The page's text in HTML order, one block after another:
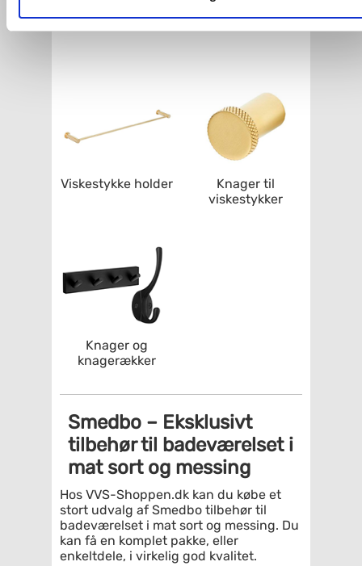
Du kan se mere om, hvordan vi behandler dine
Greb til badekar Affaldssortering
Viskestykke holder
Knager til
viskestykker
Knager og
knagerækker
Smedbo – Eksklusivt
tilbehør til badeværelset i
mat sort og messing
Hos VVS-Shoppen.dk kan du købe et
stort udvalg af Smedbo tilbehør til
badeværelset i mat sort og messing. Du
kan få en komplet pakke, eller
enkeltdele, i virkelig god kvalitet.